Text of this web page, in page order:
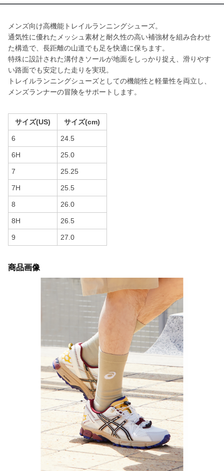
メンズ向け高機能トレイルランニングシューズ。
通気性に優れたメッシュ素材と耐久性の高い補強材を組み合わせ
た構造で、長距離の山道でも足を快適に保ちます。
特殊に設計された溝付きソールが地面をしっかり捉え、滑りやす
い路面でも安定した走りを実現。
トレイルランニングシューズとしての機能性と軽量性を両立し、
メンズランナーの冒険をサポートします。
サイズ(US) サイズ(cm)
6 24.5
6H 25.0
7 25.25
7H 25.5
8 26.0
8H 26.5
9 27.0
商品画像